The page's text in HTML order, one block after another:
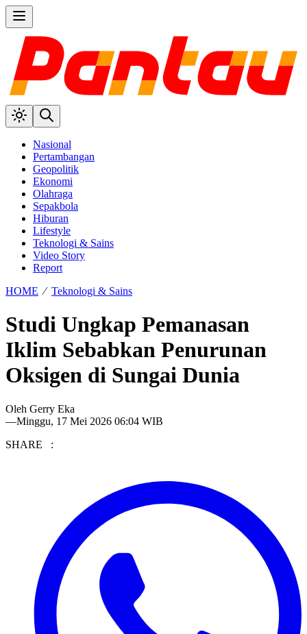
Nasional
Pertambangan
Geopolitik
Ekonomi
Olahraga
Sepakbola
Hiburan
Lifestyle
Teknologi & Sains
Video Story
Report
HOME ⁄ Teknologi & Sains
Studi Ungkap Pemanasan
Iklim Sebabkan Penurunan
Oksigen di Sungai Dunia
Oleh Gerry Eka
—Minggu, 17 Mei 2026 06:04 WIB
SHARE :